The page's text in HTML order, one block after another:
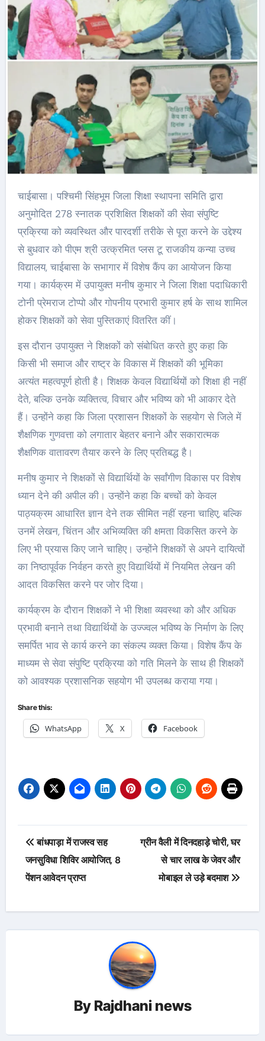
चाईबासा। पश्चिमी सिंहभूम जिला शिक्षा स्थापना समिति द्वारा
अनुमोदित 278 स्नातक प्रशिक्षित शिक्षकों की सेवा संपुष्टि
प्रक्रिया को व्यवस्थित और पारदर्शी तरीके से पूरा करने के उद्देश्य
से बुधवार को पीएम श्री उत्क्रमित प्लस टू राजकीय कन्या उच्च
विद्यालय, चाईबासा के सभागार में विशेष कैंप का आयोजन किया
गया। कार्यक्रम में उपायुक्त मनीष कुमार ने जिला शिक्षा पदाधिकारी
टोनी प्रेमराज टोप्पो और गोपनीय प्रभारी कुमार हर्ष के साथ शामिल
होकर शिक्षकों को सेवा पुस्तिकाएं वितरित कीं।
इस दौरान उपायुक्त ने शिक्षकों को संबोधित करते हुए कहा कि
किसी भी समाज और राष्ट्र के विकास में शिक्षकों की भूमिका
अत्यंत महत्वपूर्ण होती है। शिक्षक केवल विद्यार्थियों को शिक्षा ही नहीं
देते, बल्कि उनके व्यक्तित्व, विचार और भविष्य को भी आकार देते
हैं। उन्होंने कहा कि जिला प्रशासन शिक्षकों के सहयोग से जिले में
शैक्षणिक गुणवत्ता को लगातार बेहतर बनाने और सकारात्मक
शैक्षणिक वातावरण तैयार करने के लिए प्रतिबद्ध है।
मनीष कुमार ने शिक्षकों से विद्यार्थियों के सर्वांगीण विकास पर विशेष
ध्यान देने की अपील की। उन्होंने कहा कि बच्चों को केवल
पाठ्यक्रम आधारित ज्ञान देने तक सीमित नहीं रहना चाहिए, बल्कि
उनमें लेखन, चिंतन और अभिव्यक्ति की क्षमता विकसित करने के
लिए भी प्रयास किए जाने चाहिए। उन्होंने शिक्षकों से अपने दायित्वों
का निष्ठापूर्वक निर्वहन करते हुए विद्यार्थियों में नियमित लेखन की
आदत विकसित करने पर जोर दिया।
कार्यक्रम के दौरान शिक्षकों ने भी शिक्षा व्यवस्था को और अधिक
प्रभावी बनाने तथा विद्यार्थियों के उज्ज्वल भविष्य के निर्माण के लिए
समर्पित भाव से कार्य करने का संकल्प व्यक्त किया। विशेष कैंप के
माध्यम से सेवा संपुष्टि प्रक्रिया को गति मिलने के साथ ही शिक्षकों
को आवश्यक प्रशासनिक सहयोग भी उपलब्ध कराया गया।
Share this:
WhatsApp X Facebook
Post
navigation
बांधपाड़ा में राजस्व सह
जनसुविधा शिविर आयोजित, 8
पेंशन आवेदन प्राप्त
ग्रीन वैली में दिनदहाड़े चोरी, घर
से चार लाख के जेवर और
मोबाइल ले उड़े बदमाश
By Rajdhani news